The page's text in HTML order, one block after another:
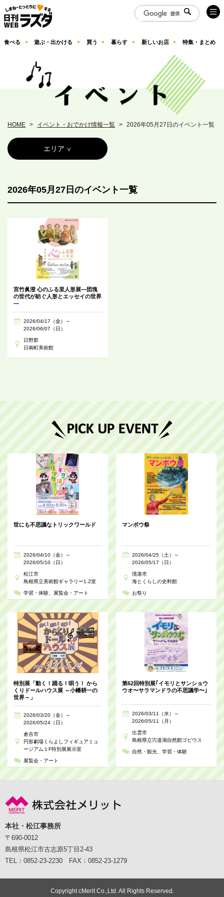
食べる 遊ぶ・出かける 買う 暮らす 新しいお店 特集・まとめ
HOME イベント・おでかけ情報一覧 2026年05月27日のイベント一覧
エリア
2026年05月27日のイベント一覧
宮竹眞澄 心のふる里人形展―団塊
の世代が紡ぐ人形とエッセイの世界
―
2026/04/17（金）～
2026/06/07（日）
日野郡
日南町美術館
世にも不思議なトリックワールド
2026/04/10（金）～
2026/05/10（日）
松江市
島根県立美術館ギャラリー1.2室
学習・体験 展覧会・アート
マンボウ祭
2026/04/25（土）～
2026/05/17（日）
境港市
海とくらしの史料館
お祭り
特別展「動く！踊る！唄う！ から
くりドールハウス展 ～小幡耕一の
世界～」
2026/03/20（金）～
2026/05/24（日）
倉吉市
円形劇場くらよしフィギュアミュ
ージアム１F特別展展示室
展覧会・アート
第62回特別展｢イモリとサンショウ
ウオ〜サラマンドラの不思議学〜｣
2026/03/11（水）～
2026/05/11（月）
出雲市
島根県立宍道湖自然館ゴビウス
自然・観光 学習・体験
本社・松江事務所
〒690-0012
島根県松江市古志原5丁目2-43
TEL：0852-23-2230 FAX：0852-23-1279
Copyright cMerit Co.,Ltd. All Rights Reserved.